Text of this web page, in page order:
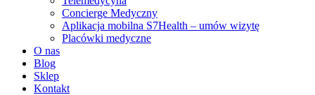
Concierge Medyczny
Aplikacja mobilna S7Health – umów wizytę
Placówki medyczne
O nas
Blog
Sklep
Kontakt